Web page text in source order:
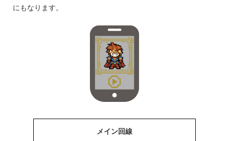
にもなります。
メイン回線